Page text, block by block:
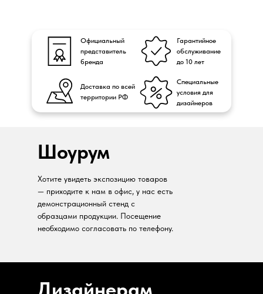
Официальный
представитель
бренда
Доставка по всей
территории РФ
Гарантийное
обслуживание
до 10 лет
Специальные
условия для
дизайнеров
Шоурум
Хотите увидеть экспозицию товаров
— приходите к нам в офис, у нас есть
демонстрационный стенд с
образцами продукции. Посещение
необходимо согласовать по телефону.